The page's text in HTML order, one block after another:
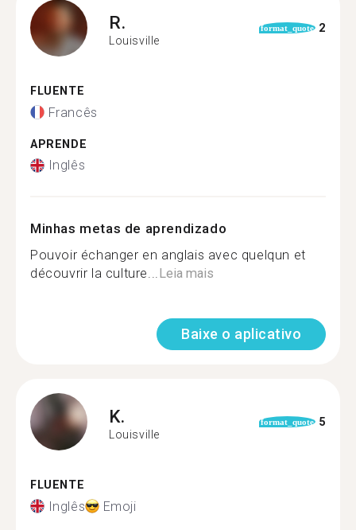
R.
Louisville
format_quote 2
FLUENTE
Francês
APRENDE
Inglês
Minhas metas de aprendizado
Pouvoir échanger en anglais avec quelqun et
découvrir la culture...Leia mais
Baixe o aplicativo
K.
Louisville
format_quote 5
FLUENTE
Inglês Emoji